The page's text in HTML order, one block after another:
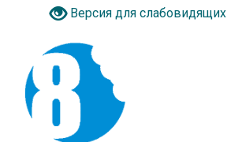
Версия для слабовидящих